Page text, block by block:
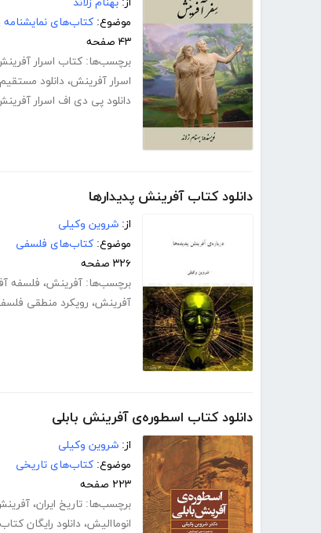
موضوع: کتاب‌های نمایشنامه
۴۳ صفحه
برچسب‌ها: کتاب اسرار
اسرار آفرینش، دانلود
دانلود پی دی اف اسرار
دانلود کتاب آفرینش پدیدارها
از: شروین وکیلی
موضوع: کتاب‌های فلسفی
۳۲۶ صفحه
برچسب‌ها: آفرینش، فلسفه
آفرینش، رویکرد منطقی
دانلود کتاب اسطوره‌ی آفرینش بابلی
از: شروین وکیلی
موضوع: کتاب‌های تاریخی
۲۲۳ صفحه
برچسب‌ها: تاریخ ایران،
انوماالیش، دانلود رایگان